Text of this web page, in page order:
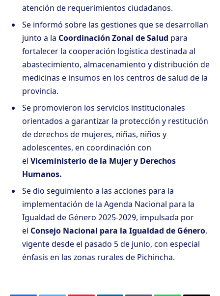
atención de requerimientos ciudadanos.
Se informó sobre las gestiones que se desarrollan
junto a la Coordinación Zonal de Salud para
fortalecer la cooperación logística destinada al
abastecimiento, almacenamiento y distribución de
medicinas e insumos en los centros de salud de la
provincia.
Se promovieron los servicios institucionales
orientados a garantizar la protección y restitución
de derechos de mujeres, niñas, niños y
adolescentes, en coordinación con
el Viceministerio de la Mujer y Derechos
Humanos.
Se dio seguimiento a las acciones para la
implementación de la Agenda Nacional para la
Igualdad de Género 2025-2029, impulsada por
el Consejo Nacional para la Igualdad de Género,
vigente desde el pasado 5 de junio, con especial
énfasis en las zonas rurales de Pichincha.